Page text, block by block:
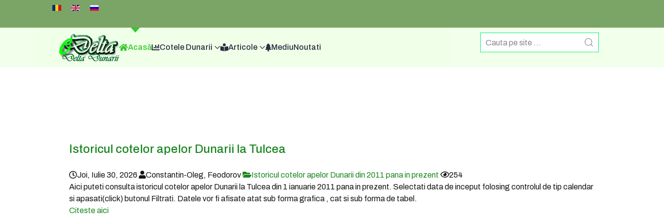
Select your language
Acasă Cotele Dunarii Articole MediuNoutati
Istoricul cotelor apelor Dunarii la Tulcea
Joi, Iulie 30, 2026 Constantin-Oleg, Feodorov Istoricul cotelor apelor Dunarii din 2011 pana in prezent
254
Aici puteti consulta istoricul cotelor apelor Dunarii la Tulcea din 1 ianuarie 2011 pana in prezent. Selectati data de inceput folosing controlul de tip calendar
si apasati(click) butonul Filtrati. Datele vor fi afisate atat sub forma grafica , cat si sub forma de tabel.
Citeste aici